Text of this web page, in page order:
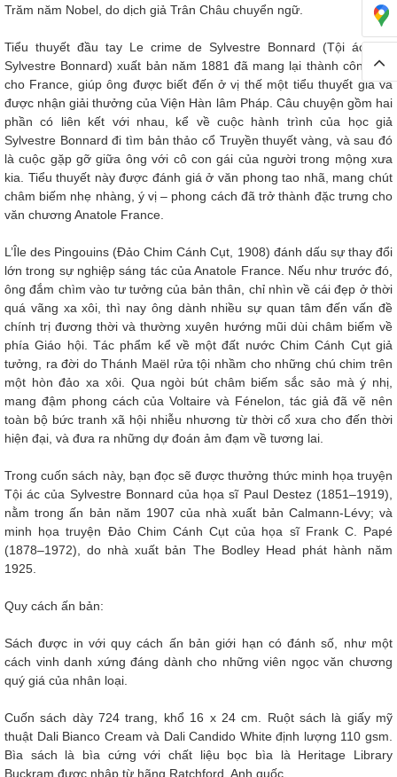
Trăm năm Nobel, do dịch giả Trân Châu chuyển ngữ.
Tiểu thuyết đầu tay Le crime de Sylvestre Bonnard (Tội ác của
Sylvestre Bonnard) xuất bản năm 1881 đã mang lại thành công lớn
cho France, giúp ông được biết đến ở vị thế một tiểu thuyết gia và
được nhận giải thưởng của Viện Hàn lâm Pháp. Câu chuyện gồm hai
phần có liên kết với nhau, kể về cuộc hành trình của học giả
Sylvestre Bonnard đi tìm bản thảo cổ Truyền thuyết vàng, và sau đó
là cuộc gặp gỡ giữa ông với cô con gái của người trong mộng xưa
kia. Tiểu thuyết này được đánh giá ở văn phong tao nhã, mang chút
châm biếm nhẹ nhàng, ý vị – phong cách đã trở thành đặc trưng cho
văn chương Anatole France.
L’Île des Pingouins (Đảo Chim Cánh Cụt, 1908) đánh dấu sự thay đổi
lớn trong sự nghiệp sáng tác của Anatole France. Nếu như trước đó,
ông đắm chìm vào tư tưởng của bản thân, chỉ nhìn về cái đẹp ở thời
quá vãng xa xôi, thì nay ông dành nhiều sự quan tâm đến vấn đề
chính trị đương thời và thường xuyên hướng mũi dùi châm biếm về
phía Giáo hội. Tác phẩm kể về một đất nước Chim Cánh Cụt giả
tưởng, ra đời do Thánh Maël rửa tội nhầm cho những chú chim trên
một hòn đảo xa xôi. Qua ngòi bút châm biếm sắc sảo mà ý nhị,
mang đậm phong cách của Voltaire và Fénelon, tác giả đã vẽ nên
toàn bộ bức tranh xã hội nhiễu nhương từ thời cổ xưa cho đến thời
hiện đại, và đưa ra những dự đoán ảm đạm về tương lai.
Trong cuốn sách này, bạn đọc sẽ được thưởng thức minh họa truyện
Tội ác của Sylvestre Bonnard của họa sĩ Paul Destez (1851–1919),
nằm trong ấn bản năm 1907 của nhà xuất bản Calmann-Lévy; và
minh họa truyện Đảo Chim Cánh Cụt của họa sĩ Frank C. Papé
(1878–1972), do nhà xuất bản The Bodley Head phát hành năm
1925.
Quy cách ấn bản:
Sách được in với quy cách ấn bản giới hạn có đánh số, như một
cách vinh danh xứng đáng dành cho những viên ngọc văn chương
quý giá của nhân loại.
Cuốn sách dày 724 trang, khổ 16 x 24 cm. Ruột sách là giấy mỹ
thuật Dali Bianco Cream và Dali Candido White định lượng 110 gsm.
Bìa sách là bìa cứng với chất liệu bọc bìa là Heritage Library
Buckram được nhập từ hãng Ratchford, Anh quốc.